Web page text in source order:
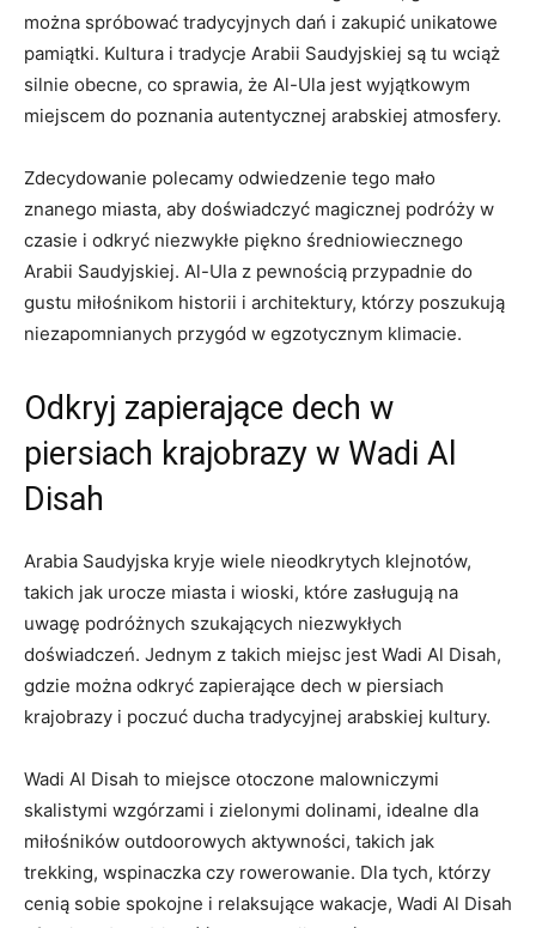
można spróbować ​tradycyjnych dań ‌i‌ zakupić unikatowe⁤
pamiątki. Kultura i tradycje Arabii‍ Saudyjskiej są tu wciąż
silnie obecne, co sprawia, że Al-Ula jest wyjątkowym
miejscem do poznania‌ autentycznej arabskiej atmosfery.
Zdecydowanie polecamy odwiedzenie tego mało
znanego⁢ miasta, aby doświadczyć magicznej podróży ‌w
czasie i odkryć ‌niezwykłe piękno średniowiecznego
Arabii Saudyjskiej. Al-Ula z ‍pewnością przypadnie do⁣
gustu miłośnikom historii i⁤ architektury, którzy poszukują
niezapomnianych przygód w egzotycznym⁣ klimacie.
Odkryj zapierające dech w
piersiach krajobrazy w Wadi Al
Disah
Arabia‌ Saudyjska kryje⁣ wiele nieodkrytych klejnotów,
takich ⁤jak urocze ‌miasta i wioski, które zasługują ‍na
uwagę podróżnych szukających niezwykłych
doświadczeń. Jednym z ‌takich miejsc⁣ jest Wadi Al Disah,⁣
gdzie można odkryć zapierające dech w piersiach
krajobrazy i poczuć ducha tradycyjnej arabskiej kultury.
Wadi Al Disah to‍ miejsce otoczone malowniczymi
skalistymi wzgórzami i zielonymi dolinami, idealne dla⁢
miłośników outdoorowych aktywności, takich jak
trekking, wspinaczka czy rowerowanie. Dla tych, którzy
cenią sobie spokojne i relaksujące wakacje, Wadi Al ⁤Disah